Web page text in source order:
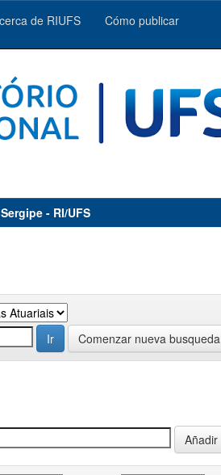
de RIUFS Cómo publicar
- RI/UFS
Comenzar nueva busqueda